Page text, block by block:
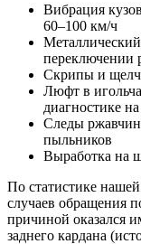
Вибрация
60–100 км/ч
переключении
Скрипы и
Люфт в
диагностике
Следы
пыльников
Выработка на
По статистике
случаев обращения
причиной оказался
заднего кардана